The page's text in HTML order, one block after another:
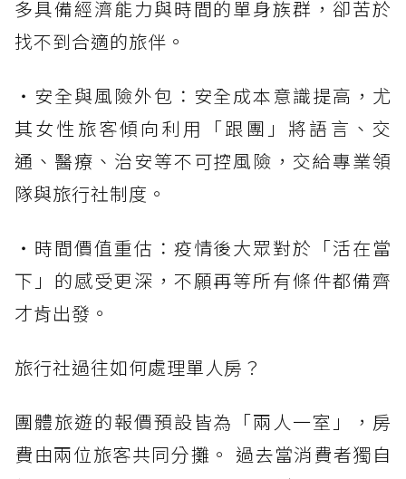
多具備經濟能力與時間的單身族群，卻苦於
找不到合適的旅伴。
・安全與風險外包：安全成本意識提高，尤
其女性旅客傾向利用「跟團」將語言、交
通、醫療、治安等不可控風險，交給專業領
隊與旅行社制度。
・時間價值重估：疫情後大眾對於「活在當
下」的感受更深，不願再等所有條件都備齊
才肯出發。
旅行社過往如何處理單人房？
團體旅遊的報價預設皆為「兩人一室」，房
費由兩位旅客共同分攤。 過去當消費者獨自